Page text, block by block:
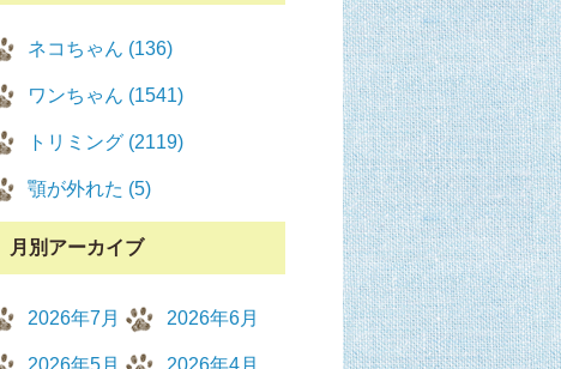
ネコちゃん (136)
ワンちゃん (1541)
トリミング (2119)
顎が外れた (5)
月別アーカイブ
2026年7月 2026年6月
2026年5月 2026年4月